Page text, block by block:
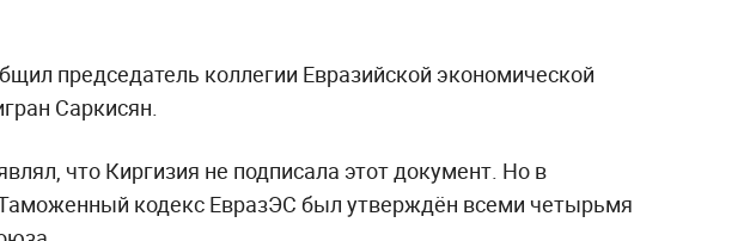
председатель коллегии Евразийской экономической
Саркисян.
что Киргизия не подписала этот документ. Но в
Таможенный кодекс ЕвразЭС был утверждён всеми четырьмя